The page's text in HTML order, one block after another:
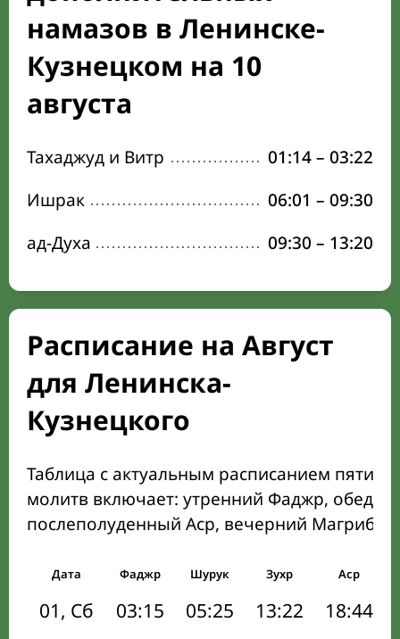
намазов в Ленинске-
Кузнецком на 10
августа
Тахаджуд и Витр 01:14– 03:22
Ишрак
06:01 – 09:30
ад-Духа
09:30 – 13:20
Расписание на Август
для Ленинска-
Кузнецкого
Таблица с актуальным расписанием пяти
молитв включает: утренний Фаджр,
послеполуденный Аср, вечерний Магриб
Дата Фаджр Шурук Зухр Аср
01, Сб 03:15 05:25 13:22 18:44